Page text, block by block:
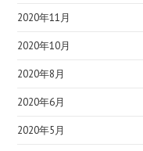
2020年11月
2020年10月
2020年8月
2020年6月
2020年5月